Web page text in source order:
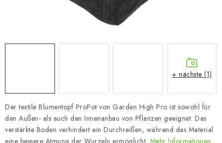
Der textile Blumentopf ProPot von Garden High Pro ist sowohl für
den Außen- als auch den Innenanbau von Pflanzen geeignet. Das
verstärkte Boden verhindert ein Durchreißen, während das Material
eine bessere Atmung der Wurzeln ermöglicht. Mehr Informationen
+ nächste (1)